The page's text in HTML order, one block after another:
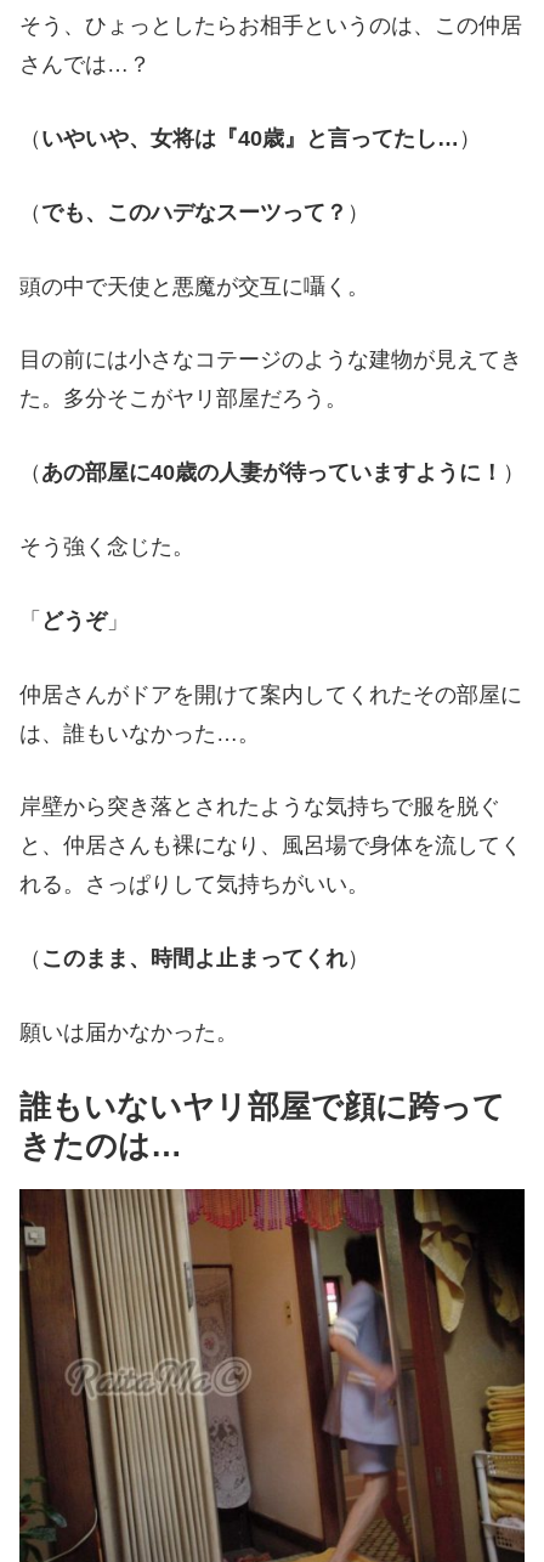
そう、ひょっとしたらお相手というのは、この仲居
さんでは…？
（ いやいや、女将は『40歳』と言ってたし… ）
（ でも、このハデなスーツって？ ）
頭の中で天使と悪魔が交互に囁く。
目の前には小さなコテージのような建物が見えてき
た。多分そこがヤリ部屋だろう。
（ あの部屋に40歳の人妻が待っていますように！ ）
そう強く念じた。
「 どうぞ」
仲居さんがドアを開けて案内してくれたその部屋に
は、誰もいなかった…。
岸壁から突き落とされたような気持ちで服を脱ぐ
と、仲居さんも裸になり、風呂場で身体を流してく
れる。さっぱりして気持ちがいい。
（ このまま、時間よ止まってくれ）
願いは届かなかった。
誰もいないヤリ部屋で顔に跨って
きたのは…